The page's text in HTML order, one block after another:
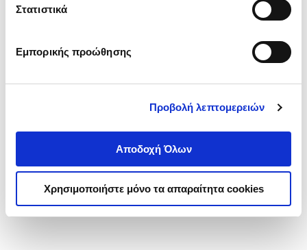
Στατιστικά
Εμπορικής προώθησης
Προβολή λεπτομερειών
Αποδοχή Όλων
Χρησιμοποιήστε μόνο τα απαραίτητα cookies